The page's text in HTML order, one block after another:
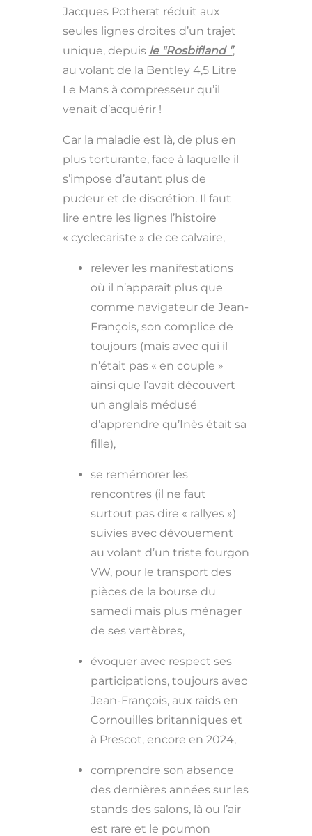
Jacques Potherat réduit aux
seules lignes droites d’un trajet
unique, depuis le "Rosbifland ‘’,
au volant de la Bentley 4,5 Litre
Le Mans à compresseur qu’il
venait d’acquérir !
Car la maladie est là, de plus en
plus torturante, face à laquelle il
s’impose d’autant plus de
pudeur et de discrétion. Il faut
lire entre les lignes l’histoire
« cyclecariste » de ce calvaire,
relever les manifestations
où il n’apparaît plus que
comme navigateur de Jean-
François, son complice de
toujours (mais avec qui il
n’était pas « en couple »
ainsi que l’avait découvert
un anglais médusé
d’apprendre qu’Inès était sa
fille),
se remémorer les
rencontres (il ne faut
surtout pas dire « rallyes »)
suivies avec dévouement
au volant d’un triste fourgon
VW, pour le transport des
pièces de la bourse du
samedi mais plus ménager
de ses vertèbres,
évoquer avec respect ses
participations, toujours avec
Jean-François, aux raids en
Cornouilles britanniques et
à Prescot, encore en 2024,
comprendre son absence
des dernières années sur les
stands des salons, là ou l’air
est rare et le poumon